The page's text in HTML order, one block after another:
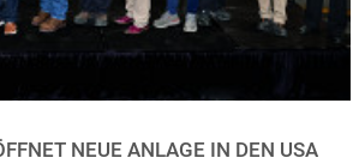
NEUE ANLAGE IN DEN USA